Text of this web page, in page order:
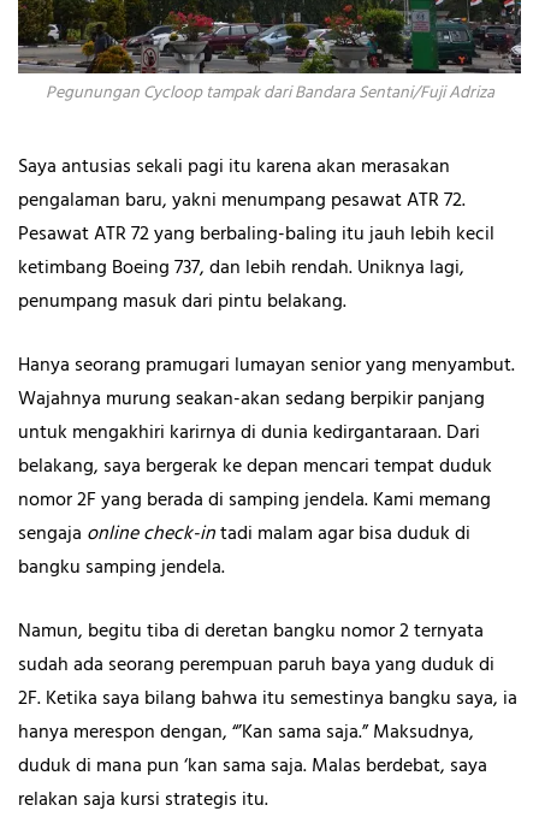
Pegunungan Cycloop tampak dari Bandara Sentani/Fuji Adriza
Saya antusias sekali pagi itu karena akan merasakan
pengalaman baru, yakni menumpang pesawat ATR 72.
Pesawat ATR 72 yang berbaling-baling itu jauh lebih kecil
ketimbang Boeing 737, dan lebih rendah. Uniknya lagi,
penumpang masuk dari pintu belakang.
Hanya seorang pramugari lumayan senior yang menyambut.
Wajahnya murung seakan-akan sedang berpikir panjang
untuk mengakhiri karirnya di dunia kedirgantaraan. Dari
belakang, saya bergerak ke depan mencari tempat duduk
nomor 2F yang berada di samping jendela. Kami memang
sengaja online check-intadi malam agar bisa duduk di
bangku samping jendela.
Namun, begitu tiba di deretan bangku nomor 2 ternyata
sudah ada seorang perempuan paruh baya yang duduk di
2F. Ketika saya bilang bahwa itu semestinya bangku saya, ia
hanya merespon dengan, “’Kan sama saja.” Maksudnya,
duduk di mana pun ‘kan sama saja. Malas berdebat, saya
relakan saja kursi strategis itu.